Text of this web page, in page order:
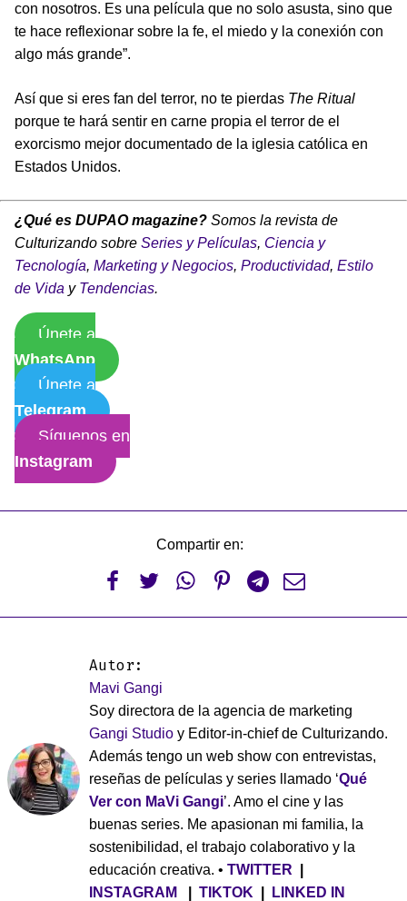
con nosotros. Es una película que no solo asusta, sino que
te hace reflexionar sobre la fe, el miedo y la conexión con
algo más grande”.
Así que si eres fan del terror, no te pierdas The Ritual
porque te hará sentir en carne propia el terror de el
exorcismo mejor documentado de la iglesia católica en
Estados Unidos.
¿Qué es DUPAO magazine? Somos la revista de
Culturizando sobre Series y Películas, Ciencia y
Tecnología, Marketing y Negocios, Productividad, Estilo
de Vida y Tendencias.
Únete a
WhatsApp
Únete a
Telegram
Síguenos en
Instagram
Compartir en:
     
Autor:
Mavi Gangi
Soy directora de la agencia de marketing
Gangi Studio y Editor-in-chief de Culturizando.
Además tengo un web show con entrevistas,
reseñas de películas y series llamado ‘Qué
Ver con MaVi Gangi’. Amo el cine y las
buenas series. Me apasionan mi familia, la
sostenibilidad, el trabajo colaborativo y la
educación creativa. • TWITTER
INSTAGRAM
TIKTOK LINKED IN